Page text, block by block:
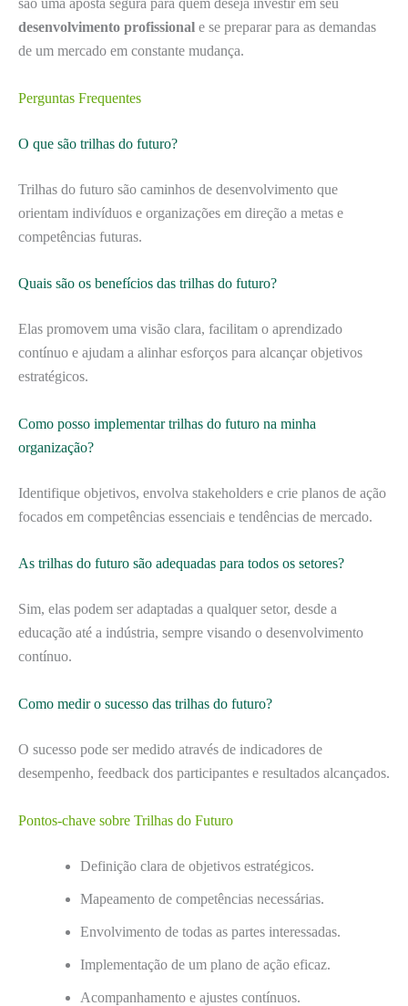
são uma aposta segura para quem deseja investir em seu
desenvolvimento profissional e se preparar para as demandas
de um mercado em constante mudança.
Perguntas Frequentes
O que são trilhas do futuro?
Trilhas do futuro são caminhos de desenvolvimento que
orientam indivíduos e organizações em direção a metas e
competências futuras.
Quais são os benefícios das trilhas do futuro?
Elas promovem uma visão clara, facilitam o aprendizado
contínuo e ajudam a alinhar esforços para alcançar objetivos
estratégicos.
Como posso implementar trilhas do futuro na minha
organização?
Identifique objetivos, envolva stakeholders e crie planos de ação
focados em competências essenciais e tendências de mercado.
As trilhas do futuro são adequadas para todos os setores?
Sim, elas podem ser adaptadas a qualquer setor, desde a
educação até a indústria, sempre visando o desenvolvimento
contínuo.
Como medir o sucesso das trilhas do futuro?
O sucesso pode ser medido através de indicadores de
desempenho, feedback dos participantes e resultados alcançados.
Pontos-chave sobre Trilhas do Futuro
Definição clara de objetivos estratégicos.
Mapeamento de competências necessárias.
Envolvimento de todas as partes interessadas.
Implementação de um plano de ação eficaz.
Acompanhamento e ajustes contínuos.